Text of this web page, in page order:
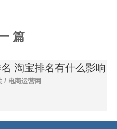
篇
淘宝排名有什么影响
/ 电商运营网